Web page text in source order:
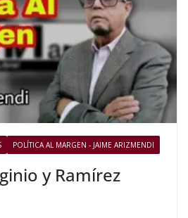
POLÍTICA AL MARGEN - JAIME ARIZMENDI
y Ramírez